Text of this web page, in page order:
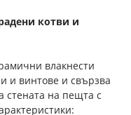
котви и
влакнести
и винтове и свързва
стената на пещта с